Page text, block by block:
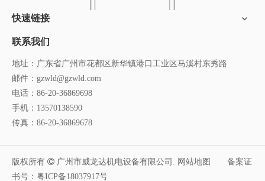
快速链接
联系我们
地址：广东省广州市花都区新华镇港口工业区马溪村东秀路
邮件： gzwld@gzwld.com
电话：86-20-36869698
手机：13570138590
传真：86-20-36869678
版权所有  广州市威龙达机电设备有限公司. 网站地图
备案证
书号： 粤ICP备18037917号